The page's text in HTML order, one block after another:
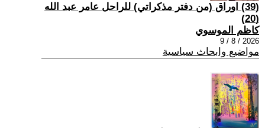
(39) اوراق (من دفتر مذكراتي) للراحل عامر عبد الله
(20)
كاظم الموسوي
2026 / 8 / 9
مواضيع وابحاث سياسية